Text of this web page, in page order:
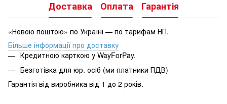
Доставка Оплата Гарантія
«Новою поштою» по Україні — по тарифам НП.
Більше інформації про доставку
Кредитною карткою у WayForPay.
Безготівка для юр. осіб (ми платники ПДВ)
Гарантія від виробника від 1 до 2 років.